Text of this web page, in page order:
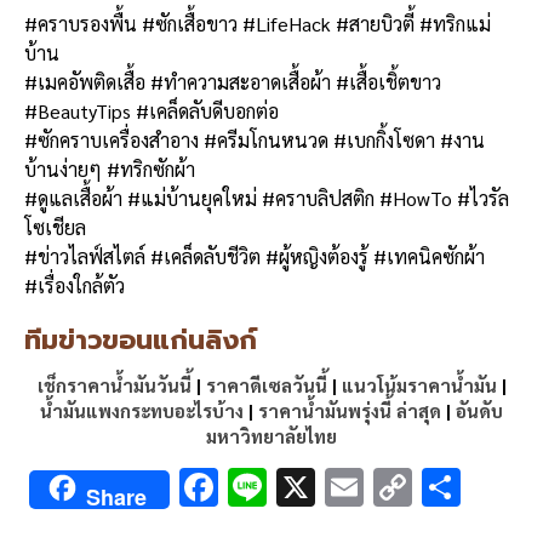
#คราบรองพื้น #ซักเสื้อขาว #LifeHack #สายบิวตี้ #ทริกแม่
บ้าน
#เมคอัพติดเสื้อ #ทำความสะอาดเสื้อผ้า #เสื้อเชิ้ตขาว
#BeautyTips #เคล็ดลับดีบอกต่อ
#ซักคราบเครื่องสำอาง #ครีมโกนหนวด #เบกกิ้งโซดา #งาน
บ้านง่ายๆ #ทริกซักผ้า
#ดูแลเสื้อผ้า #แม่บ้านยุคใหม่ #คราบลิปสติก #HowTo #ไวรัล
โซเชียล
#ข่าวไลฟ์สไตล์ #เคล็ดลับชีวิต #ผู้หญิงต้องรู้ #เทคนิคซักผ้า
#เรื่องใกล้ตัว
ทีมข่าวขอนแก่นลิงก์
เช็กราคาน้ำมันวันนี้ | ราคาดีเซลวันนี้ | แนวโน้มราคาน้ำมัน |
น้ำมันแพงกระทบอะไรบ้าง | ราคาน้ำมันพรุ่งนี้ ล่าสุด | อันดับ
มหาวิทยาลัยไทย
Share F Li X E C